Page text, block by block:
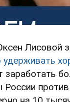
Лисовой
удерживать
заработать
России